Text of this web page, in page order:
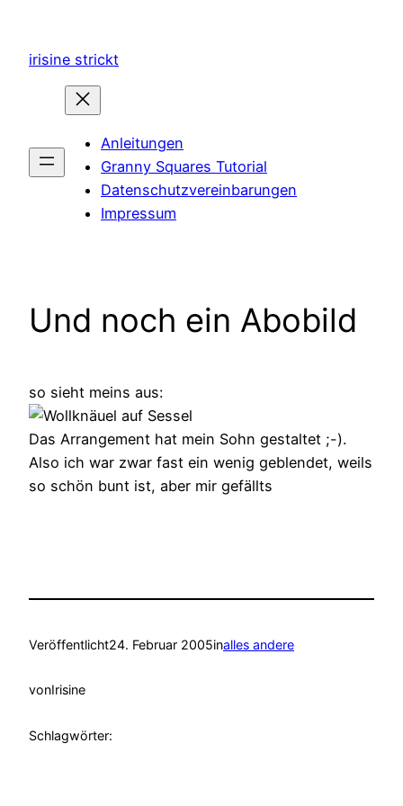
springen
irisine strickt
Anleitungen
Granny Squares Tutorial
Datenschutzvereinbarungen
Impressum
Und noch ein Abobild
so sieht meins aus:
Das Arrangement hat mein Sohn gestaltet ;-).
Also ich war zwar fast ein wenig geblendet, weils
so schön bunt ist, aber mir gefällts
Veröffentlicht24. Februar 2005inalles andere
vonIrisine
Schlagwörter: